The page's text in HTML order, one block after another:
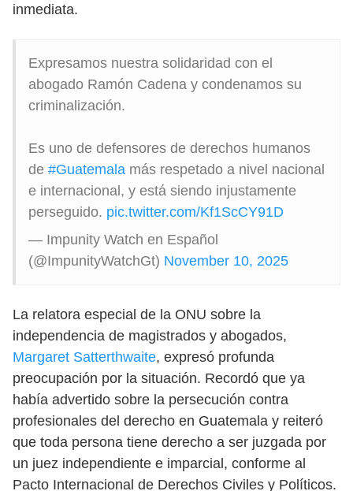
inmediata.
Expresamos nuestra solidaridad con el
abogado Ramón Cadena y condenamos su
criminalización.
Es uno de defensores de derechos humanos
de #Guatemala más respetado a nivel nacional
e internacional, y está siendo injustamente
perseguido. pic.twitter.com/Kf1ScCY91D
— Impunity Watch en Español
(@ImpunityWatchGt) November 10, 2025
La relatora especial de la ONU sobre la
independencia de magistrados y abogados,
Margaret Satterthwaite, expresó profunda
preocupación por la situación. Recordó que ya
había advertido sobre la persecución contra
profesionales del derecho en Guatemala y reiteró
que toda persona tiene derecho a ser juzgada por
un juez independiente e imparcial, conforme al
Pacto Internacional de Derechos Civiles y Políticos.